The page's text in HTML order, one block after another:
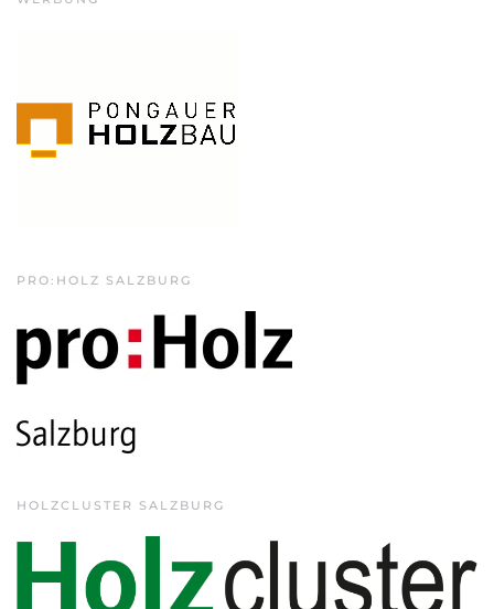
PRO:HOLZ SALZBURG
HOLZCLUSTER SALZBURG